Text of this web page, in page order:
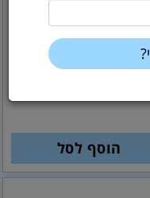
44
₪
ספירל פלסטיק -21 טבעות
הוסף לסל